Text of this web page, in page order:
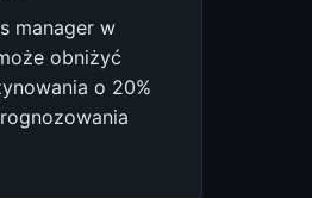
manager w
obniżyć
o 20%